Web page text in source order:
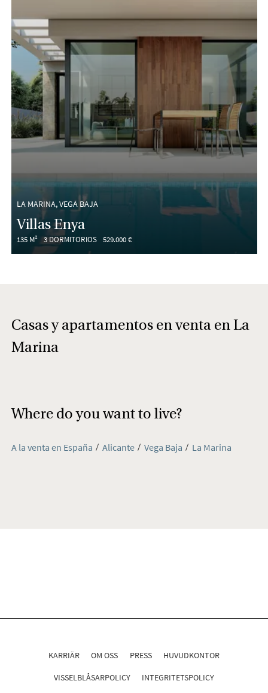
LA MARINA, VEGA BAJA
Villas Enya
135 M² 3 DORMITORIOS 529.000 €
Casas y apartamentos en venta en La
Marina
Where do you want to live?
A la venta en España Alicante Vega Baja La Marina
KARRIÄR OM OSS PRESS HUVUDKONTOR
VISSELBLÅSARPOLICY INTEGRITETSPOLICY